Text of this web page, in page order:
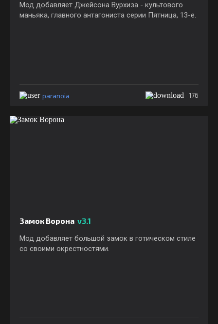
Мод добавляет Джейсона Вурхиза - культового
маньяка, главного антагониста серии Пятница, 13-е.
paranoia 176
Замок Ворона v3.1
Мод добавляет большой замок в готическом стиле
со своими окрестностями.